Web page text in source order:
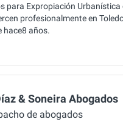
para Expropiación
profesionalmente en
hace8 años.
& Soneira Abogados
de abogados